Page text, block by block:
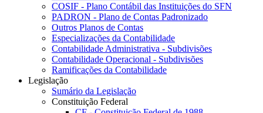
COSIF - Plano Contábil das Instituições do SFN
PADRON - Plano de Contas Padronizado
Outros Planos de Contas
Especializações da Contabilidade
Contabilidade Administrativa - Subdivisões
Contabilidade Operacional - Subdivisões
Ramificações da Contabilidade
Legislação
Sumário da Legislação
Constituição Federal